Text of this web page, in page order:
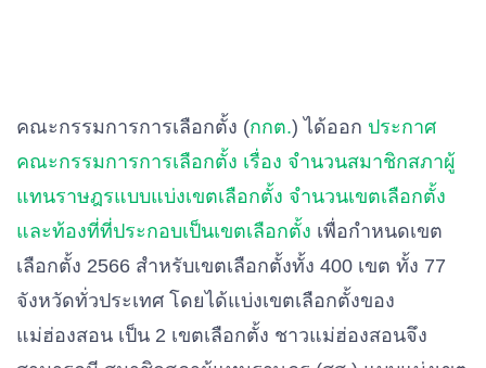
คณะกรรมการการเลือกตั้ง (กกต.) ได้ออก ประกาศ
คณะกรรมการการเลือกตั้ง เรื่อง จํานวนสมาชิกสภาผู้
แทนราษฎรแบบแบ่งเขตเลือกตั้ง จํานวนเขตเลือกตั้ง
และท้องที่ที่ประกอบเป็นเขตเลือกตั้ง เพื่อกำหนดเขต
เลือกตั้ง 2566 สำหรับเขตเลือกตั้งทั้ง 400 เขต ทั้ง 77
จังหวัดทั่วประเทศ โดยได้แบ่งเขตเลือกตั้งของ
แม่ฮ่องสอน เป็น 2 เขตเลือกตั้ง ชาวแม่ฮ่องสอนจึง